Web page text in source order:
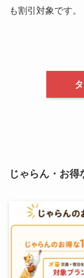
も割引対象です。
じゃらん・お得